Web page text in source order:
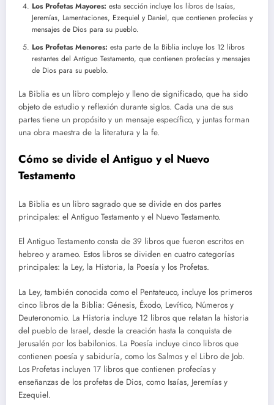
Los Profetas Mayores: esta sección incluye los libros de Isaías,
Jeremías, Lamentaciones, Ezequiel y Daniel, que contienen profecías y
mensajes de Dios para su pueblo.
Los Profetas Menores: esta parte de la Biblia incluye los 12 libros
restantes del Antiguo Testamento, que contienen profecías y mensajes
de Dios para su pueblo.
La Biblia es un libro complejo y lleno de significado, que ha sido
objeto de estudio y reflexión durante siglos. Cada una de sus
partes tiene un propósito y un mensaje específico, y juntas forman
una obra maestra de la literatura y la fe.
Cómo se divide el Antiguo y el Nuevo
Testamento
La Biblia es un libro sagrado que se divide en dos partes
principales: el Antiguo Testamento y el Nuevo Testamento.
El Antiguo Testamento consta de 39 libros que fueron escritos en
hebreo y arameo. Estos libros se dividen en cuatro categorías
principales: la Ley, la Historia, la Poesía y los Profetas.
La Ley, también conocida como el Pentateuco, incluye los primeros
cinco libros de la Biblia: Génesis, Éxodo, Levítico, Números y
Deuteronomio. La Historia incluye 12 libros que relatan la historia
del pueblo de Israel, desde la creación hasta la conquista de
Jerusalén por los babilonios. La Poesía incluye cinco libros que
contienen poesía y sabiduría, como los Salmos y el Libro de Job.
Los Profetas incluyen 17 libros que contienen profecías y
enseñanzas de los profetas de Dios, como Isaías, Jeremías y
Ezequiel.